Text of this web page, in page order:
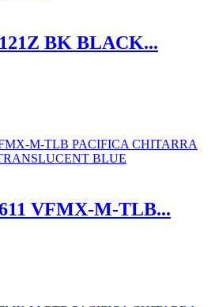
BK BLACK...
VFMX-M-TLB...